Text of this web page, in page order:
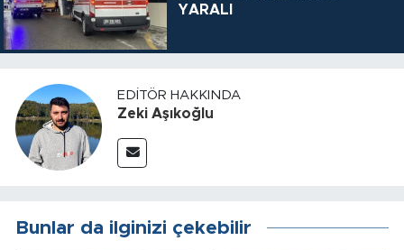
YARALI
EDITÖR HAKKINDA
Zeki Aşıkoğlu
Bunlar da ilginizi çekebilir